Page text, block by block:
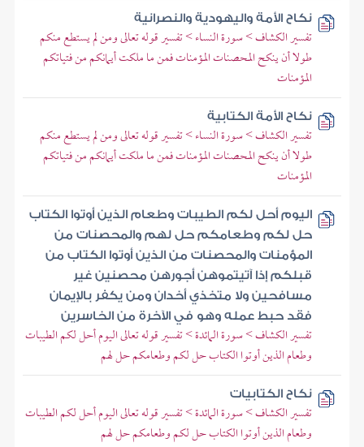
نكاح الأمة واليهودية والنصرانية
تفسير الكشاف > سورة النساء > تفسير قوله تعالى ومن لم يستطع منكم
طولا أن ينكح المحصنات المؤمنات فمن ما ملكت أيمانكم من فتياتكم
المؤمنات
نكاح الأمة الكتابية
تفسير الكشاف > سورة النساء > تفسير قوله تعالى ومن لم يستطع منكم
طولا أن ينكح المحصنات المؤمنات فمن ما ملكت أيمانكم من فتياتكم
المؤمنات
اليوم أحل لكم الطيبات وطعام الذين أوتوا الكتاب
حل لكم وطعامكم حل لهم والمحصنات من
المؤمنات والمحصنات من الذين أوتوا الكتاب من
قبلكم إذا آتيتموهن أجورهن محصنين غير
مسافحين ولا متخذي أخدان ومن يكفر بالإيمان
فقد حبط عمله وهو في الآخرة من الخاسرين
تفسير الكشاف > سورة المائدة > تفسير قوله تعالى اليوم أحل لكم الطيبات
وطعام الذين أوتوا الكتاب حل لكم وطعامكم حل لهم
نكاح الكتابيات
تفسير الكشاف > سورة المائدة > تفسير قوله تعالى اليوم أحل لكم الطيبات
وطعام الذين أوتوا الكتاب حل لكم وطعامكم حل لهم